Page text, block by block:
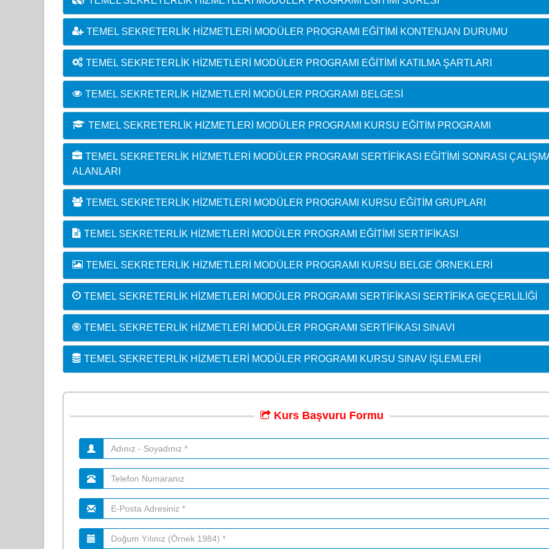
TEMEL SEKRETERLIK HIZMETLERI MODÜLER PROGRAMI EĞITIMI KONTENJAN DURUMU
TEMEL SEKRETERLIK HIZMETLERI MODÜLER PROGRAMI EĞITIMI KATILMA ŞARTLARI
TEMEL SEKRETERLIK HIZMETLERI MODÜLER PROGRAMI BELGESI
TEMEL SEKRETERLIK HIZMETLERI MODÜLER PROGRAMI KURSU EĞITIM PROGRAMI
TEMEL SEKRETERLIK HIZMETLERI MODÜLER PROGRAMI SERTIFIKASI EĞITIMI SONRASI
ALANLARI
TEMEL SEKRETERLIK HIZMETLERI MODÜLER PROGRAMI KURSU EĞITIM GRUPLARI
TEMEL SEKRETERLIK HIZMETLERI MODÜLER PROGRAMI EĞITIMI SERTIFIKASI
TEMEL SEKRETERLIK HIZMETLERI MODÜLER PROGRAMI KURSU BELGE ÖRNEKLERI
TEMEL SEKRETERLIK HIZMETLERI MODÜLER PROGRAMI SERTIFIKASI SERTIFIKA GEÇERLILIĞI
TEMEL SEKRETERLIK HIZMETLERI MODÜLER PROGRAMI SERTIFIKASI SINAVI
TEMEL SEKRETERLIK HIZMETLERI MODÜLER PROGRAMI KURSU SINAV İŞLEMLERI
Kurs Başvuru Formu